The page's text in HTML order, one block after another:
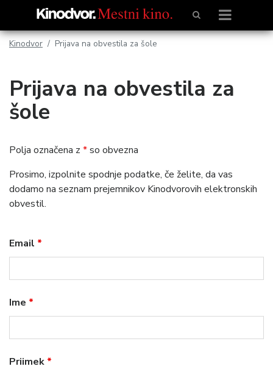
Kinodvor Prijava na obvestila za šole
Prijava na obvestila za
šole
Polja označena z *so obvezna
Prosimo, izpolnite spodnje podatke, če želite, da vas
dodamo na seznam prejemnikov Kinodvorovih elektronskih
obvestil.
Email *
Ime *
Priimek *